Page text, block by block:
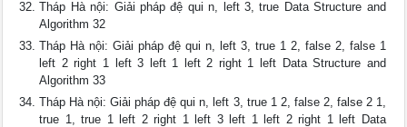
Tháp Hà nội: Giải pháp đệ qui n, left 3, true Data Structure and
Algorithm 32
Tháp Hà nội: Giải pháp đệ qui n, left 3, true 1 2, false 2, false 1
left 2 right 1 left 3 left 1 left 2 right 1 left Data Structure and
Algorithm 33
Tháp Hà nội: Giải pháp đệ qui n, left 3, true 1 2, false 2, false 2 1,
true 1, true 1 left 2 right 1 left 3 left 1 left 2 right 1 left Data